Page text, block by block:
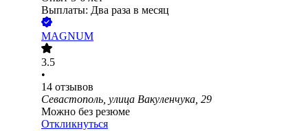
Выплаты: Два раза в месяц
MAGNUM
3.5
•
14 отзывов
Севастополь, улица Вакуленчука, 29
Можно без резюме
Откликнуться